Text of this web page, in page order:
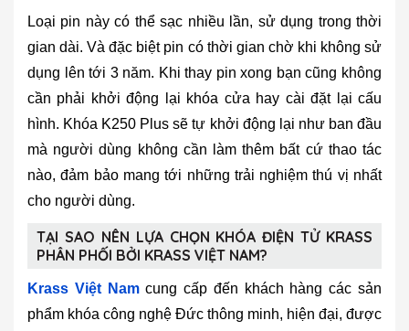
Loại pin này có thể sạc nhiều lần, sử dụng trong thời
gian dài. Và đặc biệt pin có thời gian chờ khi không sử
dụng lên tới 3 năm. Khi thay pin xong bạn cũng không
cần phải khởi động lại khóa cửa hay cài đặt lại cấu
hình. Khóa K250 Plus sẽ tự khởi động lại như ban đầu
mà người dùng không cần làm thêm bất cứ thao tác
nào, đảm bảo mang tới những trải nghiệm thú vị nhất
cho người dùng.
TẠI SAO NÊN LỰA CHỌN KHÓA ĐIỆN TỬ KRASS
PHÂN PHỐI BỞI KRASS VIỆT NAM?
Krass Việt Namcung cấp đến khách hàng các sản
phẩm khóa công nghệ Đức thông minh, hiện đại, được